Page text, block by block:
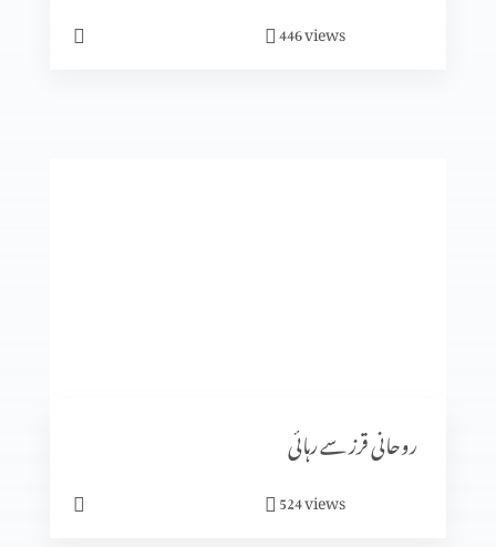
نجات بخش ایمان کے صبوت (حصہ 2)
یسوع زندگی کی روٹی ہے
446views
روحانی قرز سے رہائی
524views